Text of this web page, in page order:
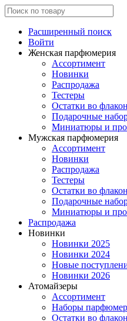
Расширенный поиск
Войти
Женская парфюмерия
Ассортимент
Новинки
Распродажа
Тестеры
Остатки во
Подарочные
Миниатюры и
Мужская парфюмерия
Ассортимент
Новинки
Распродажа
Тестеры
Остатки во
Подарочные
Миниатюры и
Распродажа
Новинки
Новинки 2025
Новинки 2024
Новые
Новинки 2026
Атомайзеры
Ассортимент
Наборы
Остатки во